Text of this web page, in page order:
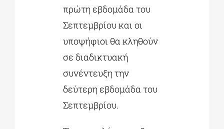
πρώτη εβδομάδα του
Σεπτεμβρίου και οι
υποψήφιοι θα κληθούν
σε διαδικτυακή
συνέντευξη την
δεύτερη εβδομάδα του
Σεπτεμβρίου.